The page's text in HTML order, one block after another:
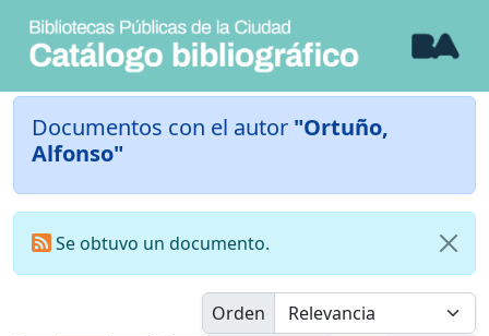
Documentos con el autor "Ortuño,
Alfonso"
Se obtuvo un documento.
Orden